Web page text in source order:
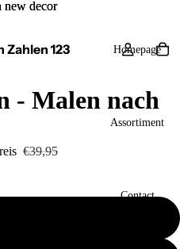
decor
decor
Zahlen 123 Homepage
Assortiment
Contact
- Malen nach
€39,95